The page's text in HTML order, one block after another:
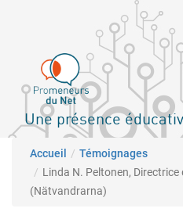
principal
Une présence
Fil d'Ariane
Accueil
Témoignages
Linda N. Peltonen,
(Nätvandrarna)